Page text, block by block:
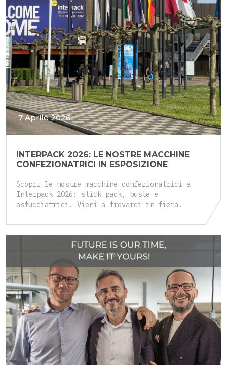
7 Aprile 2026
INTERPACK 2026: LE NOSTRE MACCHINE
CONFEZIONATRICI IN ESPOSIZIONE
Scopri le nostre macchine confezionatrici a
Interpack 2026: stick pack, buste e
astucciatrici. Vieni a trovarci in fiera.